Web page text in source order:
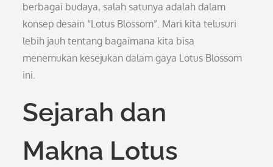
berbagai budaya, salah satunya adalah dalam
konsep desain “Lotus Blossom”. Mari kita telusuri
lebih jauh tentang bagaimana kita bisa
menemukan kesejukan dalam gaya Lotus Blossom
ini.
Sejarah dan
Makna Lotus